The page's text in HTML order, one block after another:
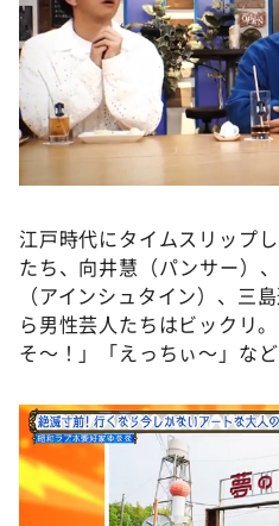
江戸時代にタイムスリップ
たち、向井慧（パンサー）
（アインシュタイン）、三
ら男性芸人たちはビックリ
そ～！」「えっちぃ～」な